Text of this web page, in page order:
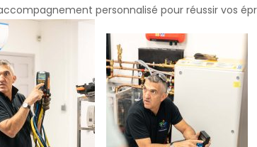
personnalisé pour réussir vos